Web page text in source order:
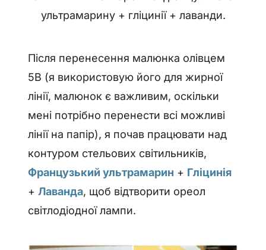
ультрамарину + гліцинії + лаванди.
Після перенесення малюнка олівцем
5B (я використовую його для жирної
лінії, малюнок є важливим, оскільки
мені потрібно перенести всі можливі
лінії на папір), я почав працювати над
контуром стельових світильників,
Французький ультрамарин + Гліцинія
+Лаванда, щоб відтворити ореол
світлодіодної лампи.